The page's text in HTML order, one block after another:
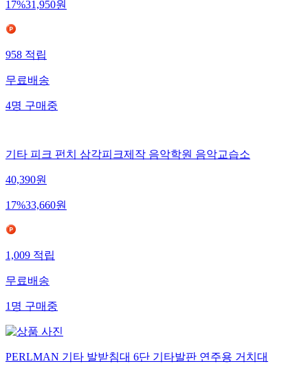
17%31,950원
958적립
무료배송
4명구매중
기타 피크 펀치 삼각피크제작 음악학원 음악교습소
40,390원
17%33,660원
1,009적립
무료배송
1명구매중
PERLMAN 기타 발받침대 6단 기타발판 연주용 거치대